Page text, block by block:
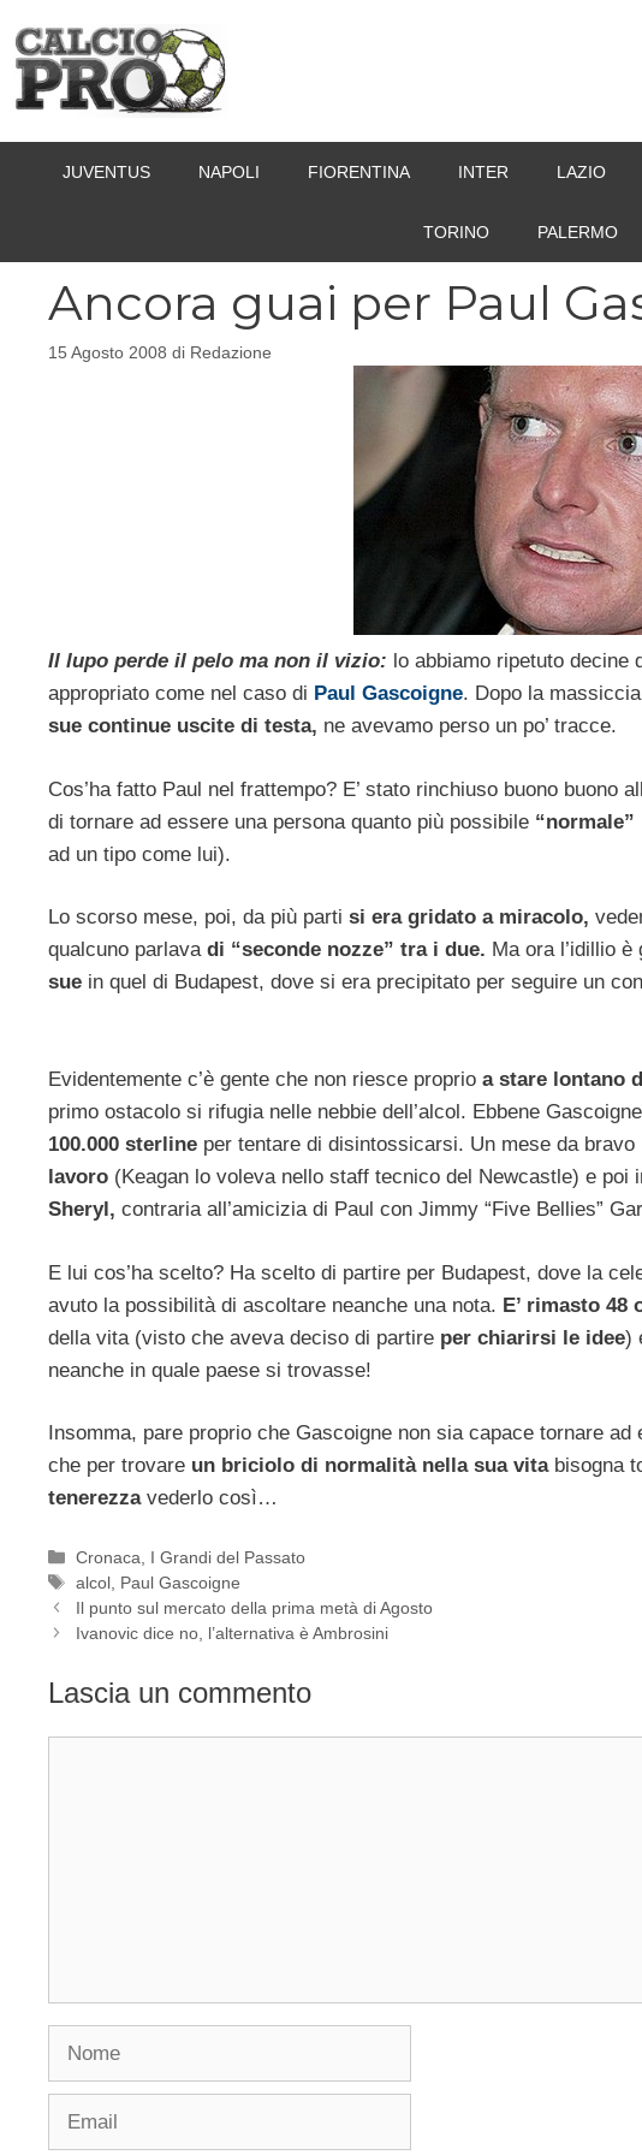
contenuto
JUVENTUS NAPOLI FIORENTINA INTER LAZIO
TORINO PALERMO
Ancora guai per Paul
15 Agosto 2008 di Redazione
Il lupo perde il pelo ma non il vizio: lo abbiamo ripetuto
appropriato come nel caso di Paul Gascoigne. Dopo la
sue continue uscite di testa, ne avevamo perso un po’ tracce.
Cos’ha fatto Paul nel frattempo? E’ stato rinchiuso buono buono
di tornare ad essere una persona quanto più possibile “normale”
ad un tipo come lui).
Lo scorso mese, poi, da più parti si era gridato a miracolo,
qualcuno parlava di “seconde nozze” tra i due. Ma ora l’idillio
sue in quel di Budapest, dove si era precipitato per seguire un
Evidentemente c’è gente che non riesce proprio a stare lontano
primo ostacolo si rifugia nelle nebbie dell’alcol. Ebbene
100.000 sterline per tentare di disintossicarsi. Un mese da
lavoro (Keagan lo voleva nello staff tecnico del Newcastle) e
Sheryl, contraria all’amicizia di Paul con Jimmy “Five Bellies”
E lui cos’ha scelto? Ha scelto di partire per Budapest, dove la
avuto la possibilità di ascoltare neanche una nota. E’ rimasto 48
della vita (visto che aveva deciso di partire per chiarirsi le idee)
neanche in quale paese si trovasse!
Insomma, pare proprio che Gascoigne non sia capace tornare
che per trovare un briciolo di normalità nella sua vita bisogna
tenerezzavederlo così…
Categorie
Cronaca
I Grandi del Passato
Tag
alcol Paul Gascoigne
Il punto sul mercato della prima metà di Agosto
Ivanovic dice no, l’alternativa è Ambrosini
Lascia un commento
Nome
Email